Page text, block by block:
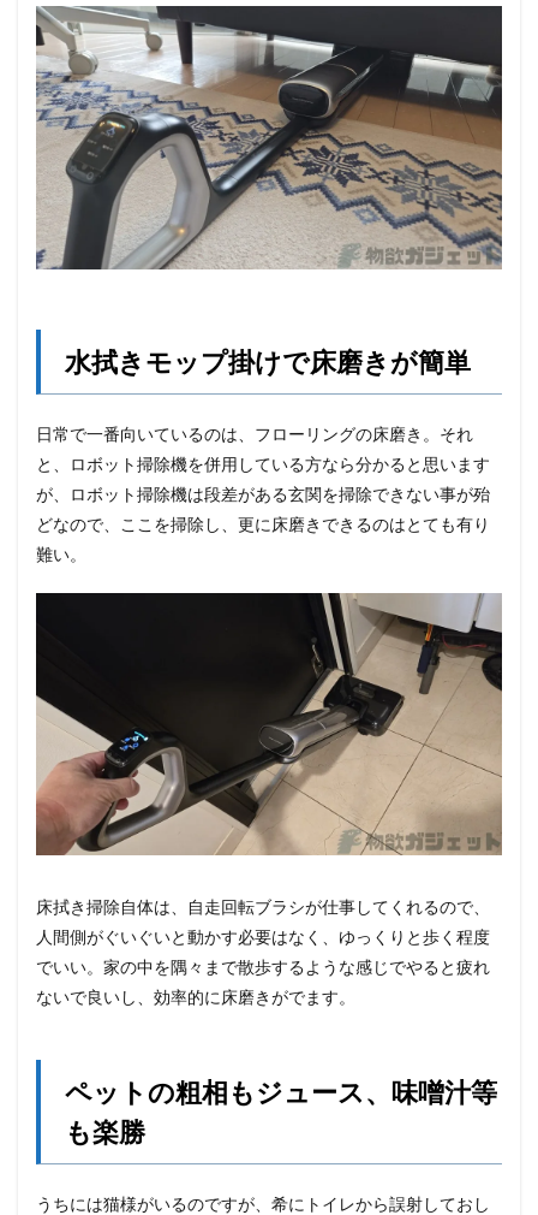
水拭きモップ掛けで床磨きが簡単
日常で一番向いているのは、フローリングの床磨き。それ
と、ロボット掃除機を併用している方なら分かると思います
が、ロボット掃除機は段差がある玄関を掃除できない事が殆
どなので、ここを掃除し、更に床磨きできるのはとても有り
難い。
床拭き掃除自体は、自走回転ブラシが仕事してくれるので、
人間側がぐいぐいと動かす必要はなく、ゆっくりと歩く程度
でいい。家の中を隅々まで散歩するような感じでやると疲れ
ないで良いし、効率的に床磨きがでます。
ペットの粗相もジュース、味噌汁等
も楽勝
うちには猫様がいるのですが、希にトイレから誤射しておし